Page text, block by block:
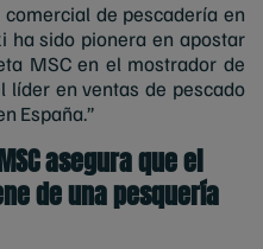
de pescadería en
ha sido pionera en apostar
MSC en el mostrador de
líder en ventas de pescado
España.”
asegura que el
de una pesquería